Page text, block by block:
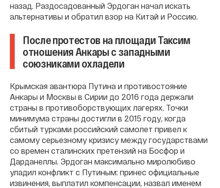
назад. Раздосадованный Эрдоган начал искать
альтернативы и обратил взор на Китай и Россию.
После протестов на площади Таксим
отношения Анкары с западными
союзниками охладели
Крымская авантюра Путина и противостояние
Анкары и Москвы в Сирии до 2016 года держали
страны в противоборствующих лагерях. Точки
минимума страны достигли в 2015 году, когда
сбитый турками российский самолет привел к
самому серьезному кризису между государствами
со времен сталинских претензий на Босфор и
Дарданеллы. Эрдоган максимально миролюбиво
уладил конфликт с Путиным: принес официальные
извинения, выплатил компенсации, назвал именем